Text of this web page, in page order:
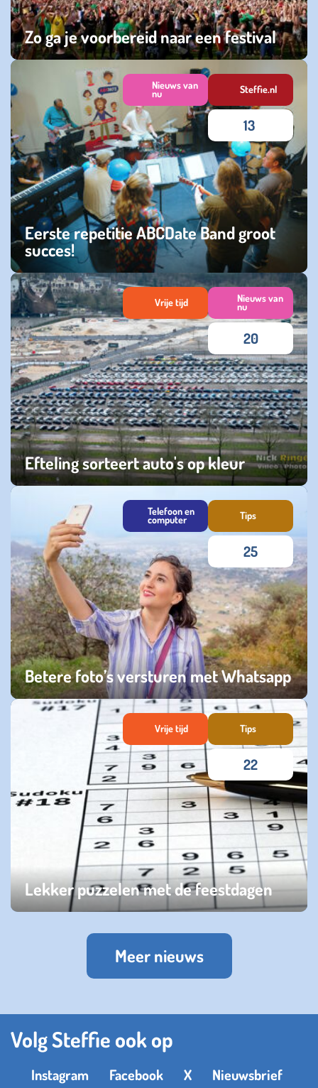
Zo ga je voorbereid naar een festival
donderdag 04 juni 2026
Eerste repetitie ABCDate Band groot
succes!
dinsdag 23 september 2025
Nieuws van
nu Steffie.nl
13
Efteling sorteert auto's op kleur
vrijdag 15 maart 2024
Vrije tijd Nieuws van
nu
20
Betere foto’s versturen met Whatsapp
maandag 25 december 2023
Telefoon en
computer Tips
25
Lekker puzzelen met de feestdagen
Vrije tijd Tips
22
Meer nieuws
Volg Steffie ook op
Instagram Facebook X Nieuwsbrief